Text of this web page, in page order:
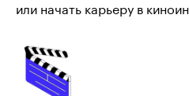
или начать карьеру в